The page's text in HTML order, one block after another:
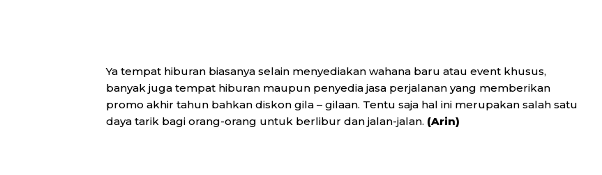
Ya tempat hiburan biasanya selain menyediakan wahana baru atau event khusus,
banyak juga tempat hiburan maupun penyedia jasa perjalanan yang memberikan
promo akhir tahun bahkan diskon gila – gilaan. Tentu saja hal ini merupakan salah satu
daya tarik bagi orang-orang untuk berlibur dan jalan-jalan. (Arin)